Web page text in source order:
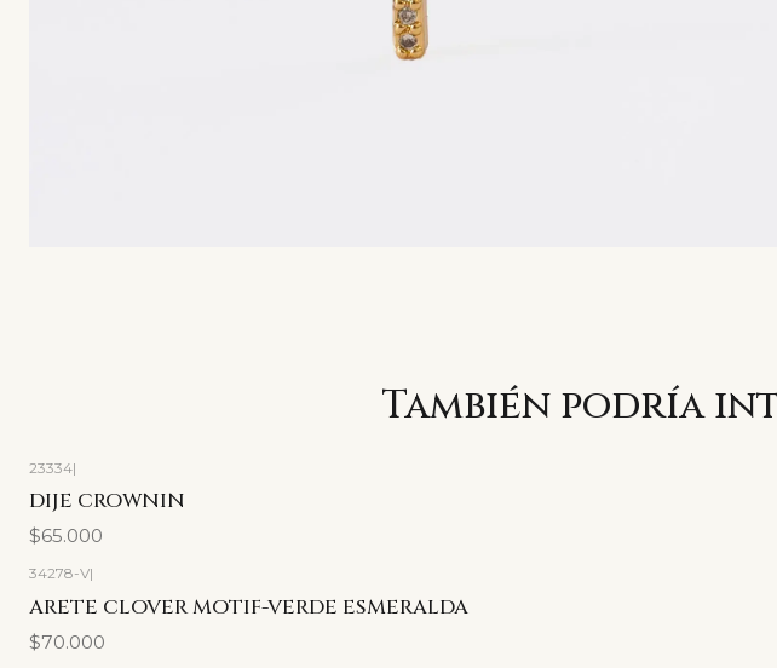
También podría
23334|
DIJE CROWNIN
$65.000
Agotado
34278-V|
ARETE CLOVER MOTIF-VERDE ESMERALDA
$70.000